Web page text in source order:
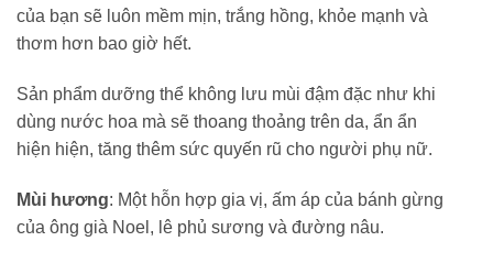
của bạn sẽ luôn mềm mịn, trắng hồng, khỏe mạnh và
thơm hơn bao giờ hết.
Sản phẩm dưỡng thể không lưu mùi đậm đặc như khi
dùng nước hoa mà sẽ thoang thoảng trên da, ẩn ẩn
hiện hiện, tăng thêm sức quyến rũ cho người phụ nữ.
Mùi hương: Một hỗn hợp gia vị, ấm áp của bánh gừng
của ông già Noel, lê phủ sương và đường nâu.